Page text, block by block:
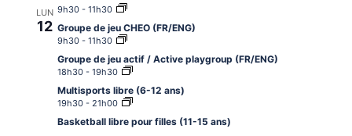
LUN
12
9h30- 11h30
Groupe de jeu CHEO (FR/ENG)
9h30- 11h30
Groupe de jeu actif / Active playgroup (FR/ENG)
18h30- 19h30
Multisports libre (6-12 ans)
19h30- 21h00
Basketball libre pour filles (11-15 ans)